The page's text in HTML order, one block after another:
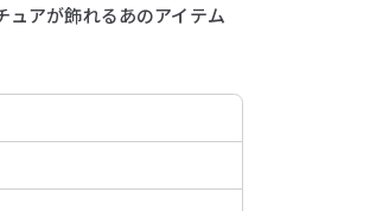
ュアが飾れるあのアイテム